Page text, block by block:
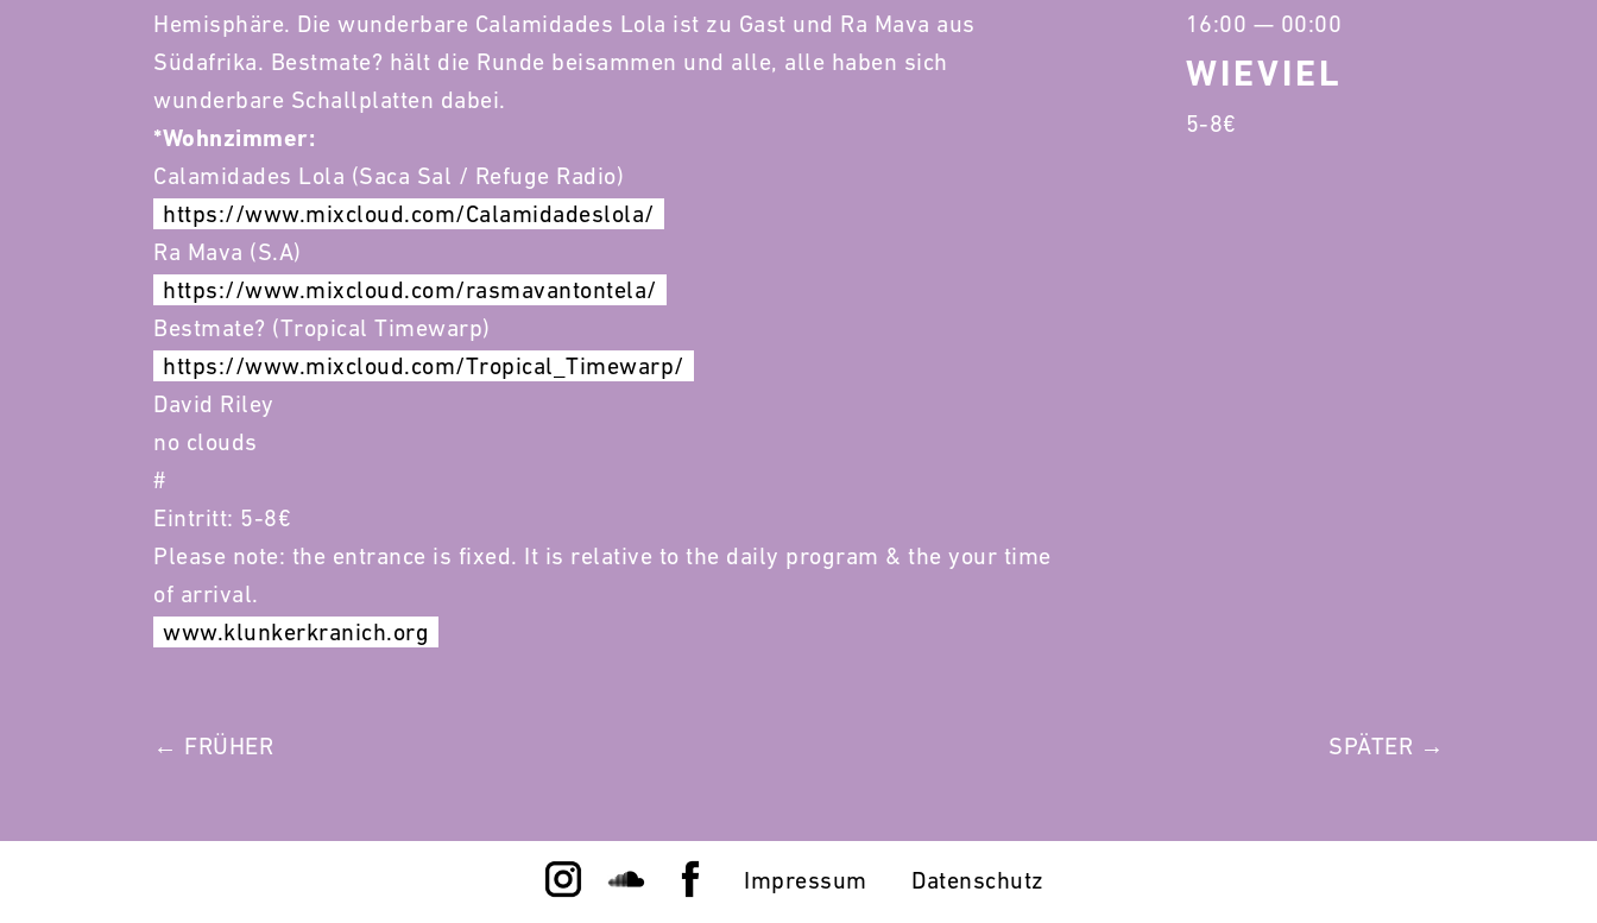
Hemisphäre. Die wunderbare Calamidades Lola ist zu Gast und Ra Mava aus
Südafrika. Bestmate? hält die Runde beisammen und alle, alle haben sich
wunderbare Schallplatten dabei.
*Wohnzimmer:
Calamidades Lola (Saca Sal / Refuge Radio)
https://www.mixcloud.com/Calamidadeslola/
Ra Mava (S.A)
https://www.mixcloud.com/rasmavantontela/
Bestmate? (Tropical Timewarp)
https://www.mixcloud.com/Tropical_Timewarp/
David Riley
no clouds
#
Eintritt: 5-8€
Please note: the entrance is fixed. It is relative to the daily program & the your time
of arrival.
www.klunkerkranich.org
16:00 — 00:00
WIEVIEL
5-8€
POST
← FRÜHER SPÄTER →
Impressum Datenschutz